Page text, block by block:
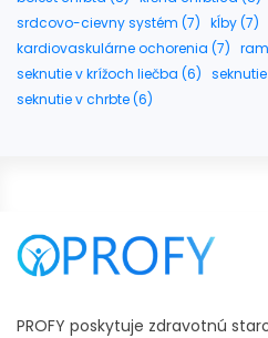
srdcovo-cievny systém (7) kĺby (7)
kardiovaskulárne ochorenia (7)
seknutie v krížoch liečba (6)
seknutie v chrbte (6)
PROFY poskytuje zdravotnú